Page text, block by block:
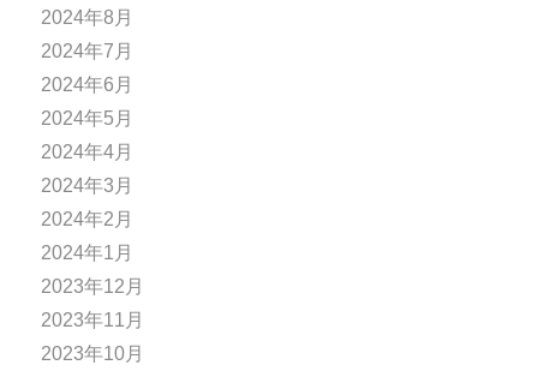
2024年8月
2024年7月
2024年6月
2024年5月
2024年4月
2024年3月
2024年2月
2024年1月
2023年12月
2023年11月
2023年10月